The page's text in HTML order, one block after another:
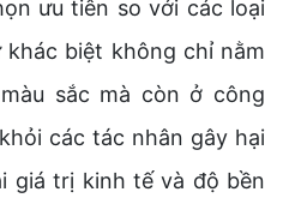
ưu tiên so với các loại
biệt không chỉ nằm
sắc mà còn ở công
các tác nhân gây hại
giá trị kinh tế và độ bền